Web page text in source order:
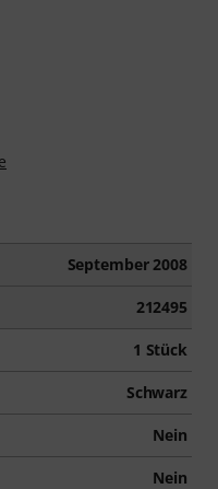
September 2008
212495
1 Stück
Schwarz
Nein
Nein